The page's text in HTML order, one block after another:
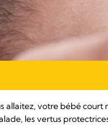
allaitez, votre bébé
les vertus